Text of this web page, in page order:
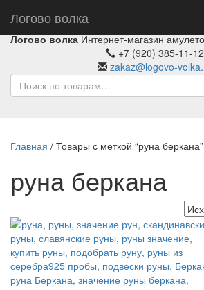
Логово волка
Логово волка Интернет-магазин
+7 (920) 385-11-12
zakaz@logovo-
Главная / Товары с меткой “руна беркана”
руна беркана